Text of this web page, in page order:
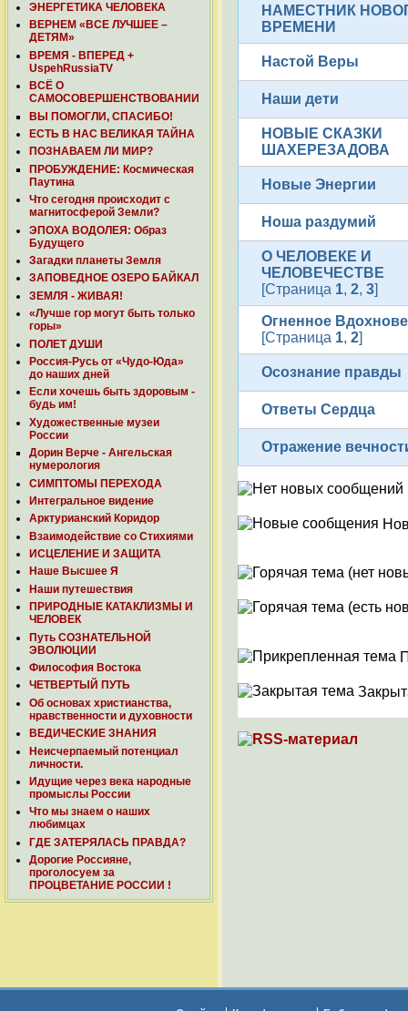
ЭНЕРГЕТИКА ЧЕЛОВЕКА
ВЕРНЕМ «ВСЕ ЛУЧШЕЕ –
ДЕТЯМ»
ВРЕМЯ - ВПЕРЕД +
UspehRussiaTV
ВСЁ О
САМОСОВЕРШЕНСТВОВАНИИ
ВЫ ПОМОГЛИ, СПАСИБО!
ЕСТЬ В НАС ВЕЛИКАЯ ТАЙНА
ПОЗНАВАЕМ ЛИ МИР?
ПРОБУЖДЕНИЕ: Космическая
Паутина
Что сегодня происходит с
магнитосферой Земли?
ЭПОХА ВОДОЛЕЯ: Образ
Будущего
Загадки планеты Земля
ЗАПОВЕДНОЕ ОЗЕРО БАЙКАЛ
ЗЕМЛЯ - ЖИВАЯ!
«Лучше гор могут быть только
горы»
ПОЛЕТ ДУШИ
Россия-Русь от «Чудо-Юда»
до наших дней
Если хочешь быть здоровым -
будь им!
Художественные музеи
России
Дорин Верче - Ангельская
нумерология
СИМПТОМЫ ПЕРЕХОДА
Интегральное видение
Арктурианский Коридор
Взаимодействие со Стихиями
ИСЦЕЛЕНИЕ И ЗАЩИТА
Наше Высшее Я
Наши путешествия
ПРИРОДНЫЕ КАТАКЛИЗМЫ И
ЧЕЛОВЕК
Путь СОЗНАТЕЛЬНОЙ
ЭВОЛЮЦИИ
Философия Востока
ЧЕТВЕРТЫЙ ПУТЬ
Об основах христианства,
нравственности и духовности
ВЕДИЧЕСКИЕ ЗНАНИЯ
Неисчерпаемый потенциал
личности.
Идущие через века народные
промыслы России
Что мы знаем о наших
любимцах
ГДЕ ЗАТЕРЯЛАСЬ ПРАВДА?
Дорогие Россияне,
проголосуем за
ПРОЦВЕТАНИЕ РОССИИ !
НАМЕСТНИК
ВРЕМЕНИ
Настой Веры
Наши дети
НОВЫЕ СКАЗКИ
ШАХЕРЕЗАДОВА
Новые Энергии
Ноша раздумий
О ЧЕЛОВЕКЕ И
ЧЕЛОВЕЧЕСТВЕ
[Страница 1, 2, 3]
Огненное
[Страница 1, 2]
Осознание правды
Ответы Сердца
Отражение